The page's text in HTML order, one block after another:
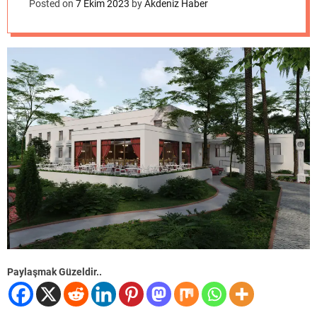
Posted on 7 Ekim 2023 byAkdeniz Haber
Paylaşmak Güzeldir..